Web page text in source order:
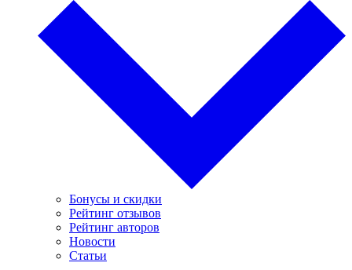
Бонусы и скидки
Рейтинг отзывов
Рейтинг авторов
Новости
Статьи